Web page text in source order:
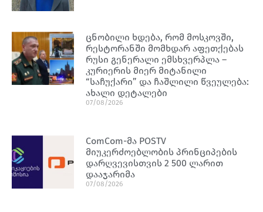
ცნობილი ხდება, რომ მოსკოვში,
რესტორანში მომხდარ აფეთქებას
რუსი გენერალი ემსხვერპლა –
კურიერის მიერ მიტანილი
“საჩუქარი” და ჩაშლილი წვეულება:
ახალი დეტალები
07/08/2026
ComCom-მა POSTV
მიუკერძოებლობის პრინციპების
დარღვევისთვის 2 500 ლარით
დააჯარიმა
07/08/2026